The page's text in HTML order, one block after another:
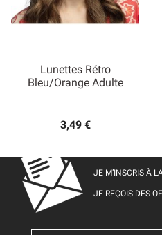
Lunettes Rétro
Bleu/orange Adulte
3,49 €
JE M’INSCRIS À
JE REÇOIS DES